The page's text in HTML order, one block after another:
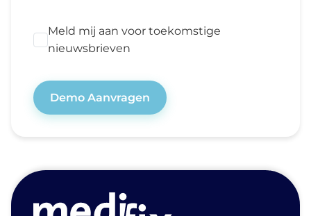
Meld mij aan voor toekomstige
nieuwsbrieven
Demo Aanvragen